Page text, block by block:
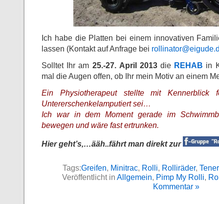
Ich habe die Platten bei einem innovativen
lassen (Kontakt auf Anfrage bei
Solltet Ihr am 25.-27. April 2013die REHAB in
mal die Augen offen, ob Ihr mein Motiv an einem
Ein Physiotherapeut stellte mit
Untererschenkelamputiert sei…
Ich war in dem Moment gerade im
bewegen und wäre fast ertrunken.
Hier geht’s,…ääh..fährt man direkt zur
Tags:Greifen, Minitrac, Rolli, Rolliräder,
Veröffentlicht in Allgemein, Pimp My Rolli,
Kommentar »